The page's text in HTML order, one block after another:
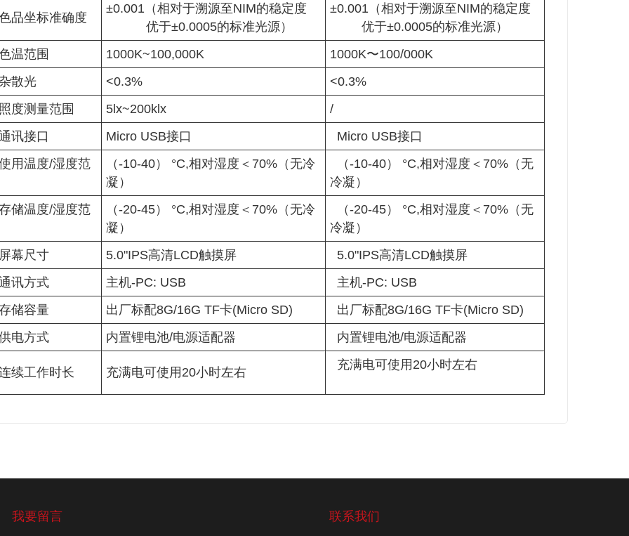
品坐标准确度
±0.001（相对于溯源至NIM的稳定度
优于±0.0005的标准光源）
±0.001（相对于溯源至NIM的稳定度
优于±0.0005的标准光源）
温范围
1000K~100,000K
1000K〜100/000K
散光
<0.3%
<0.3%
度测量范围
5lx~200klx
/
讯接口
Micro USB接口
Micro USB接口
用温度/湿度范
（-10-40） °C,相对湿度＜70%（无冷
凝）
（-10-40） °C,相对湿度＜70%（无
冷凝）
储温度/湿度范
（-20-45） °C,相对湿度＜70%（无冷
凝）
（-20-45） °C,相对湿度＜70%（无
冷凝）
幕尺寸
5.0"IPS高清LCD触摸屏
5.0"IPS高清LCD触摸屏
讯方式
主机-PC: USB
主机-PC: USB
储容量
出厂标配8G/16G TF卡(Micro SD)
出厂标配8G/16G TF卡(Micro SD)
电方式
内置锂电池/电源适配器 内置锂电池/电源适配器
续工作时长 充满电可使用20小时左右
充满电可使用20小时左右
我要留言 联系我们